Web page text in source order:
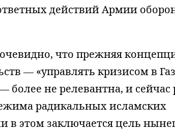
действий Армии
что прежняя
— «управлять кризисом в
более не релевантна, и сейчас
радикальных исламских
в этом заключается цель